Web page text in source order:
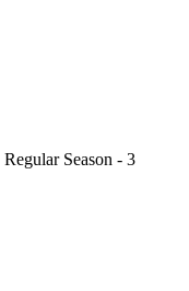
Regular Season - 3